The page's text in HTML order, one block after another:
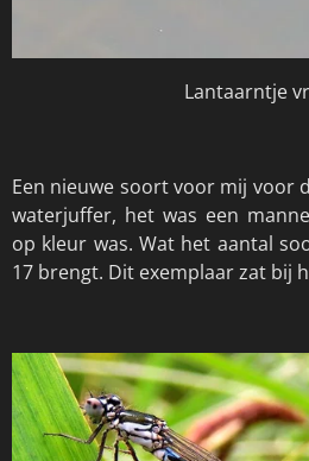
Lantaarntje
Een nieuwe soort voor mij voor
waterjuffer, het was een
op kleur was. Wat het aantal
17 brengt. Dit exemplaar zat bij